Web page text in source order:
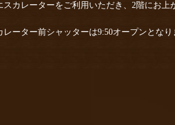
スカレーターをご利用いただき、2階にお上
ーター前シャッターは9:50オープンとなり